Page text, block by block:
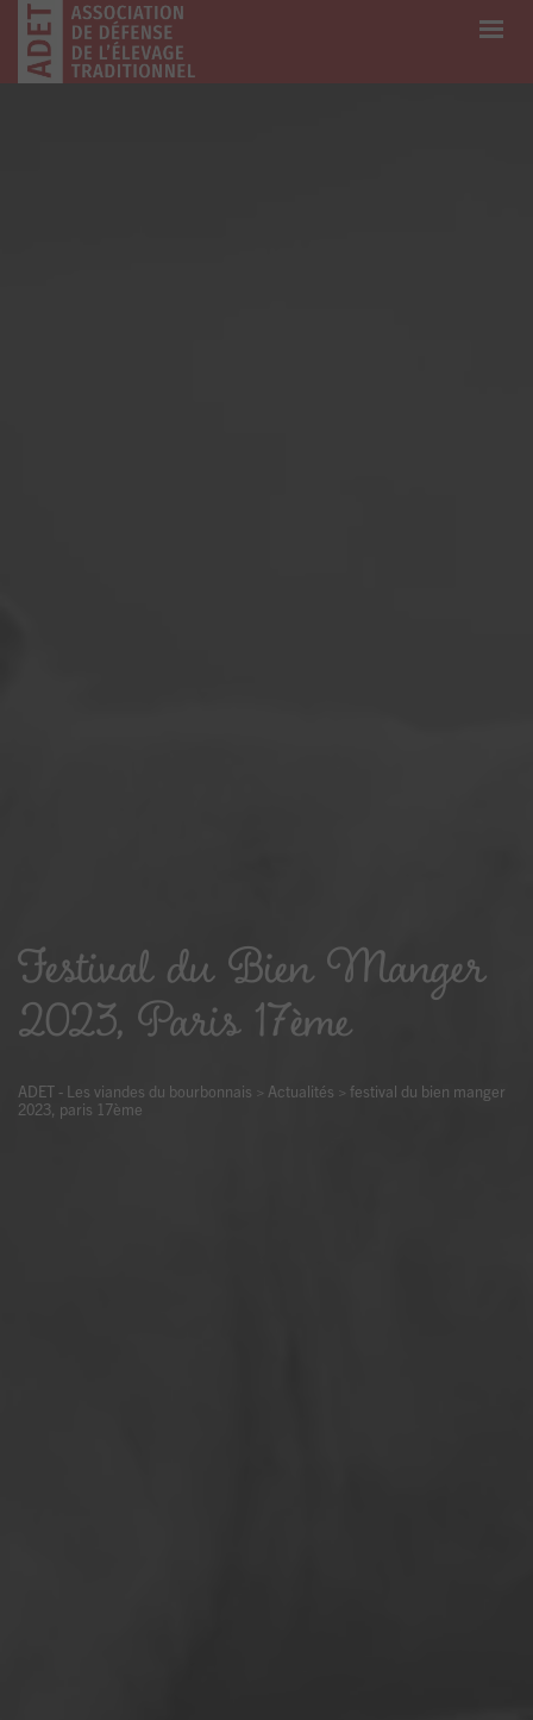
Festival du Bien Manger
2023, Paris 17ème
ADET - Les viandes du bourbonnais > Actualités > festival du bien manger
2023, paris 17ème